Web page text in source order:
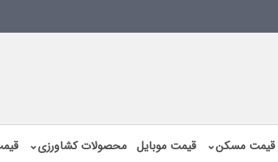
قیمت مسکن⌄ قیمت موبایل محصولات کشاورزی⌄